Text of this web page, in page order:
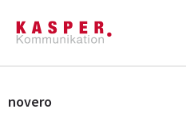
novero